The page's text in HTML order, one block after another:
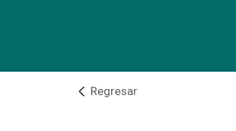
Regresar